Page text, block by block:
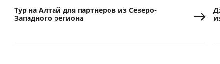
Тур на Алтай для партнеров из Северо-
Западного региона